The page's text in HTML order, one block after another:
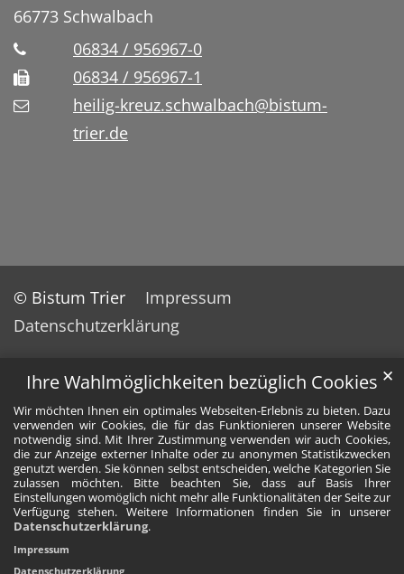
Ihre Wahlmöglichkeiten bezüglich Cookies
Wir möchten Ihnen ein optimales Webseiten-Erlebnis zu bieten. Dazu
verwenden wir Cookies, die für das Funktionieren unserer Website
notwendig sind. Mit Ihrer Zustimmung verwenden wir auch Cookies,
die zur Anzeige externer Inhalte oder zu anonymen Statistikzwecken
genutzt werden. Sie können selbst entscheiden, welche Kategorien Sie
zulassen möchten. Bitte beachten Sie, dass auf Basis Ihrer
Einstellungen womöglich nicht mehr alle Funktionalitäten der Seite zur
Verfügung stehen. Weitere Informationen finden Sie in unserer
Datenschutzerklärung.
✕
Impressum
Datenschutzerklärung
66773 Schwalbach
06834 / 956967-0
06834 / 956967-1
heilig-kreuz.schwalbach@bistum-
trier.de
© Bistum Trier
Impressum
Datenschutzerklärung